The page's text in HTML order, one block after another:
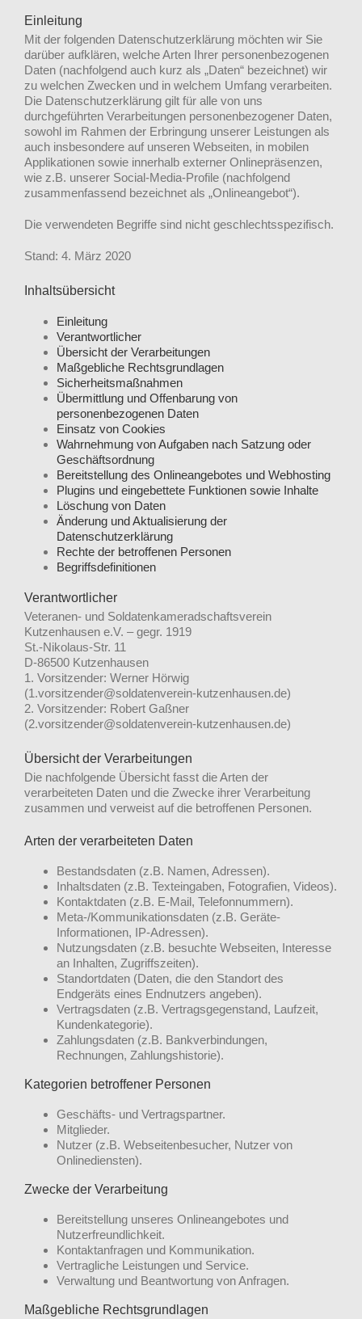
Einleitung
Mit der folgenden Datenschutzerklärung möchten wir Sie
darüber aufklären, welche Arten Ihrer personenbezogenen
Daten (nachfolgend auch kurz als „Daten“ bezeichnet) wir
zu welchen Zwecken und in welchem Umfang verarbeiten.
Die Datenschutzerklärung gilt für alle von uns
durchgeführten Verarbeitungen personenbezogener Daten,
sowohl im Rahmen der Erbringung unserer Leistungen als
auch insbesondere auf unseren Webseiten, in mobilen
Applikationen sowie innerhalb externer Onlinepräsenzen,
wie z.B. unserer Social-Media-Profile (nachfolgend
zusammenfassend bezeichnet als „Onlineangebot“).
Die verwendeten Begriffe sind nicht geschlechtsspezifisch.
Stand: 4. März 2020
Inhaltsübersicht
Einleitung
Verantwortlicher
Übersicht der Verarbeitungen
Maßgebliche Rechtsgrundlagen
Sicherheitsmaßnahmen
Übermittlung und Offenbarung von
personenbezogenen Daten
Einsatz von Cookies
Wahrnehmung von Aufgaben nach Satzung oder
Geschäftsordnung
Bereitstellung des Onlineangebotes und Webhosting
Plugins und eingebettete Funktionen sowie Inhalte
Löschung von Daten
Änderung und Aktualisierung der
Datenschutzerklärung
Rechte der betroffenen Personen
Begriffsdefinitionen
Verantwortlicher
Veteranen- und Soldatenkameradschaftsverein
Kutzenhausen e.V. – gegr. 1919
St.-Nikolaus-Str. 11
D-86500 Kutzenhausen
1. Vorsitzender: Werner Hörwig
(1.vorsitzender@soldatenverein-kutzenhausen.de)
2. Vorsitzender: Robert Gaßner
(2.vorsitzender@soldatenverein-kutzenhausen.de)
Übersicht der Verarbeitungen
Die nachfolgende Übersicht fasst die Arten der
verarbeiteten Daten und die Zwecke ihrer Verarbeitung
zusammen und verweist auf die betroffenen Personen.
Arten der verarbeiteten Daten
Bestandsdaten (z.B. Namen, Adressen).
Inhaltsdaten (z.B. Texteingaben, Fotografien, Videos).
Kontaktdaten (z.B. E-Mail, Telefonnummern).
Meta-/Kommunikationsdaten (z.B. Geräte-
Informationen, IP-Adressen).
Nutzungsdaten (z.B. besuchte Webseiten, Interesse
an Inhalten, Zugriffszeiten).
Standortdaten (Daten, die den Standort des
Endgeräts eines Endnutzers angeben).
Vertragsdaten (z.B. Vertragsgegenstand, Laufzeit,
Kundenkategorie).
Zahlungsdaten (z.B. Bankverbindungen,
Rechnungen, Zahlungshistorie).
Kategorien betroffener Personen
Geschäfts- und Vertragspartner.
Mitglieder.
Nutzer (z.B. Webseitenbesucher, Nutzer von
Onlinediensten).
Zwecke der Verarbeitung
Bereitstellung unseres Onlineangebotes und
Nutzerfreundlichkeit.
Kontaktanfragen und Kommunikation.
Vertragliche Leistungen und Service.
Verwaltung und Beantwortung von Anfragen.
Maßgebliche Rechtsgrundlagen